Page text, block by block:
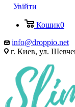
Увійти
Кошик0
info@droppio.net
г. Киев, ул.